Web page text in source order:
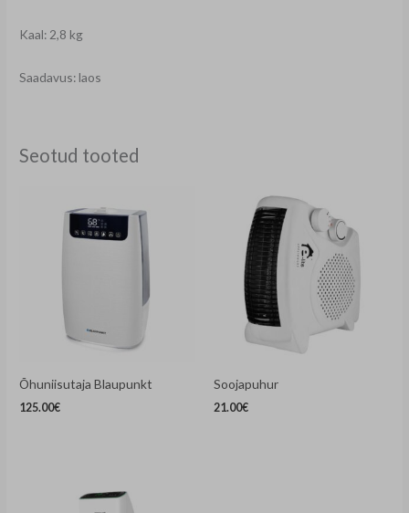
Kaal: 2,8 kg
Saadavus: laos
Seotud tooted
Õhuniisutaja Blaupunkt
125.00€
Soojapuhur
21.00€